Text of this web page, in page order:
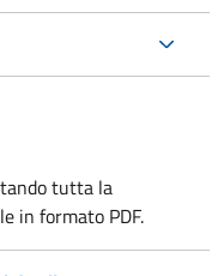
tutta la
in formato PDF.